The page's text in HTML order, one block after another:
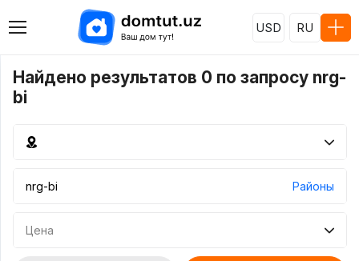
USD RU
Найдено результатов 0 по запросу nrg-
bi
Районы
Цена